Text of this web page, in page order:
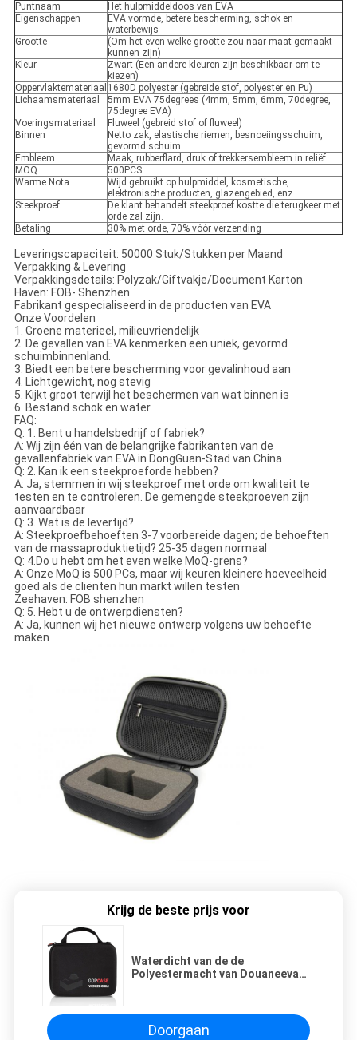
Puntnaam
Het hulpmiddeldoos van EVA
Eigenschappen
EVA vormde, betere bescherming, schok en
waterbewijs
Grootte
(Om het even welke grootte zou naar maat gemaakt
kunnen zijn)
Kleur
Zwart (Een andere kleuren zijn beschikbaar om te
kiezen)
Oppervlaktemateriaal 1680D polyester (gebreide stof, polyester en Pu)
Lichaamsmateriaal
5mm EVA 75degrees (4mm, 5mm, 6mm, 70degree,
75degree EVA)
Voeringsmateriaal
Fluweel (gebreid stof of fluweel)
Binnen
Netto zak, elastische riemen, besnoeiingsschuim,
gevormd schuim
Embleem
Maak, rubberflard, druk of trekkersembleem in reliëf
MOQ
500PCS
Warme Nota
Wijd gebruikt op hulpmiddel, kosmetische,
elektronische producten, glazengebied, enz.
Steekproef
De klant behandelt steekproef kostte die terugkeer met
orde zal zijn.
Betaling
30% met orde, 70% vóór verzending
Leveringscapaciteit: 50000 Stuk/Stukken per Maand
Verpakking & Levering
Verpakkingsdetails: Polyzak/Giftvakje/Document Karton
Haven: FOB- Shenzhen
Fabrikant gespecialiseerd in de producten van EVA
Onze Voordelen
1. Groene materieel, milieuvriendelijk
2. De gevallen van EVA kenmerken een uniek, gevormd
schuimbinnenland.
3. Biedt een betere bescherming voor gevalinhoud aan
4. Lichtgewicht, nog stevig
5. Kijkt groot terwijl het beschermen van wat binnen is
6. Bestand schok en water
FAQ:
Q: 1. Bent u handelsbedrijf of fabriek?
A: Wij zijn één van de belangrijke fabrikanten van de
gevallenfabriek van EVA in DongGuan-Stad van China
Q: 2. Kan ik een steekproeforde hebben?
A: Ja, stemmen in wij steekproef met orde om kwaliteit te
testen en te controleren. De gemengde steekproeven zijn
aanvaardbaar
Q: 3. Wat is de levertijd?
A: Steekproefbehoeften 3-7 voorbereide dagen; de behoeften
van de massaproduktietijd? 25-35 dagen normaal
Q: 4.Do u hebt om het even welke MoQ-grens?
A: Onze MoQ is 500 PCs, maar wij keuren kleinere hoeveelheid
goed als de cliënten hun markt willen testen
Zeehaven: FOB shenzhen
Q: 5. Hebt u de ontwerpdiensten?
A: Ja, kunnen wij het nieuwe ontwerp volgens uw behoefte
maken
Krijg de beste prijs voor
Waterdicht van de de
Polyestermacht van Douaneeva
Doorgaan